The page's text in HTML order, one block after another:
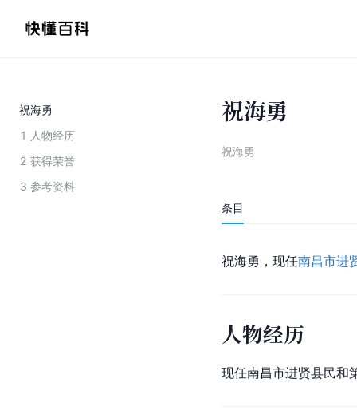
祝海勇
1 人物经历
2 获得荣誉
3 参考资料
祝海勇
祝海勇
条目
祝海勇，现任南昌市进
人物经历
现任南昌市进贤县民和